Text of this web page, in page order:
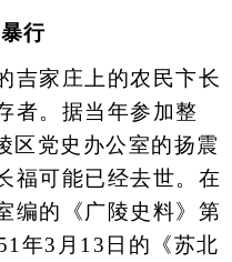
行
家庄上的农民卞长
者。据当年参加整
区党史办公室的扬震
福可能已经去世。在
编的《广陵史料》第
年3月13日的《苏北